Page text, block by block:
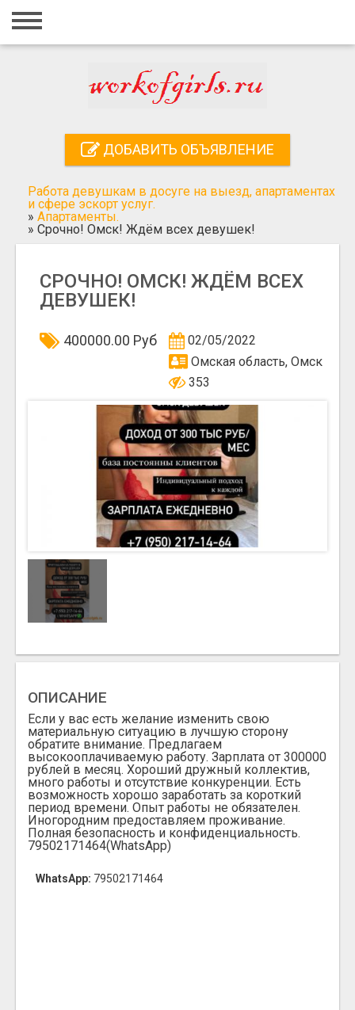
Главная
Регистрация
Добавить объявление
Поиск
ДОБАВИТЬ ОБЪЯВЛЕНИЕ
Работа девушкам в досуге на выезд, апартаментах
и сфере эскорт услуг.
» Апартаменты.
» Срочно! Омск! Ждём всех девушек!
СРОЧНО! ОМСК! ЖДЁМ ВСЕХ
ДЕВУШЕК!
400000.00 Руб
02/05/2022
Омская область, Омск
353
ОПИСАНИЕ
Если у вас есть желание изменить свою
материальную ситуацию в лучшую сторону
обратите внимание. Предлагаем
высокооплачиваемую работу. Зарплата от 300000
рублей в месяц. Хороший дружный коллектив,
много работы и отсутствие конкуренции. Есть
возможность хорошо заработать за короткий
период времени. Опыт работы не обязателен.
Иногородним предоставляем проживание.
Полная безопасность и конфиденциальность.
79502171464(WhatsApp)
WhatsApp: 79502171464